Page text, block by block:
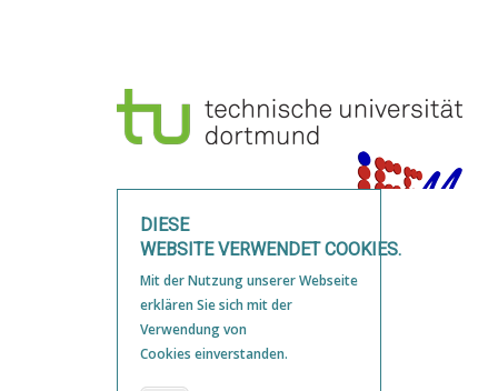
Konto
DIESE
WEBSITE VERWENDET COOKIES.
Mit der Nutzung unserer Webseite
erklären Sie sich mit der
Verwendung von
Cookies einverstanden.